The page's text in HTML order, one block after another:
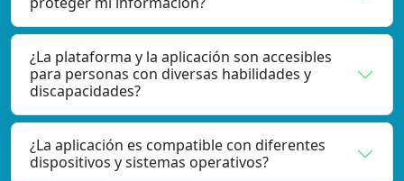
¿La plataforma y la aplicación son accesibles
para personas con diversas habilidades y
discapacidades?
¿La aplicación es compatible con diferentes
dispositivos y sistemas operativos?